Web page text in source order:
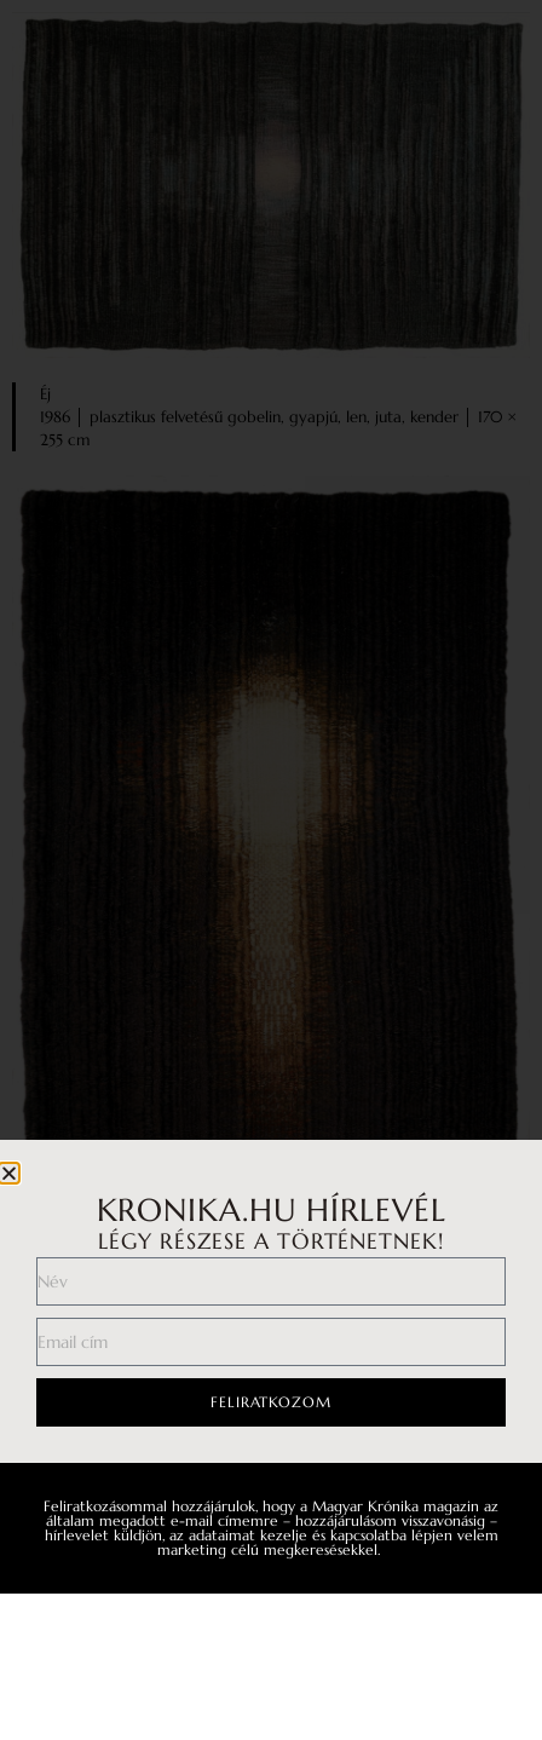
Éj
1986 │ plasztikus felvetésű gobelin, gyapjú, len, juta, kender │ 170 ×
255 cm
1982 │ plasztikus felvetésű gobelin, gyapjú │ 125 × 90 cm
KRONIKA.HU HÍRLEVÉL
LÉGY RÉSZESE A TÖRTÉNETNEK!
FELIRATKOZOM
Feliratkozásommal hozzájárulok, hogy a Magyar Krónika magazin az
általam megadott e-mail címemre – hozzájárulásom visszavonásig –
hírlevelet küldjön, az adataimat kezelje és kapcsolatba lépjen velem
marketing célú megkeresésekkel.